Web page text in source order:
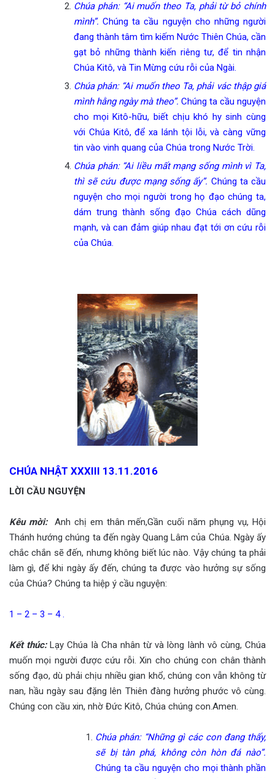
Chúa phán: “Ai muốn theo Ta, phải từ bỏ chính
mình”. Chúng ta cầu nguyện cho những người
đang thành tâm tìm kiếm Nước Thiên Chúa, cần
gạt bỏ những thành kiến riêng tư, để tin nhận
Chúa Kitô, và Tin Mừng cứu rỗi của Ngài.
Chúa phán: “Ai muốn theo Ta, phải vác thập giá
mình hằng ngày mà theo”. Chúng ta cầu nguyện
cho mọi Kitô-hữu, biết chịu khó hy sinh cùng
với Chúa Kitô, để xa lánh tội lỗi, và càng vững
tin vào vinh quang của Chúa trong Nước Trời.
Chúa phán: “Ai liều mất mạng sống mình vì Ta,
thì sẽ cứu được mạng sống ấy”. Chúng ta cầu
nguyện cho mọi người trong họ đạo chúng ta,
dám trung thành sống đạo Chúa cách dũng
mạnh, và can đảm giúp nhau đạt tới ơn cứu rỗi
của Chúa.
CHÚA NHẬT XXXIII 13.11.2016
LỜI CẦU NGUYỆN
Kêu mời:Anh chị em thân mến,Gần cuối năm phụng vụ, Hội
Thánh hướng chúng ta đến ngày Quang Lâm của Chúa. Ngày ấy
chắc chắn sẽ đến, nhưng không biết lúc nào. Vậy chúng ta phải
làm gì, để khi ngày ấy đến, chúng ta được vào hưởng sự sống
của Chúa? Chúng ta hiệp ý cầu nguyện:
1 – 2 – 3 – 4 .
Kết thúc:Lạy Chúa là Cha nhân từ và lòng lành vô cùng, Chúa
muốn mọi người được cứu rỗi. Xin cho chúng con chân thành
sống đạo, dù phải chịu nhiều gian khổ, chúng con vẫn không từ
nan, hầu ngày sau đặng lên Thiên đàng hưởng phước vô cùng.
Chúng con cầu xin, nhờ Đức Kitô, Chúa chúng con.Amen.
Chúa phán: “Những gì các con đang thấy,
sẽ bị tàn phá, không còn hòn đá nào”.
Chúng ta cầu nguyện cho mọi thành phần